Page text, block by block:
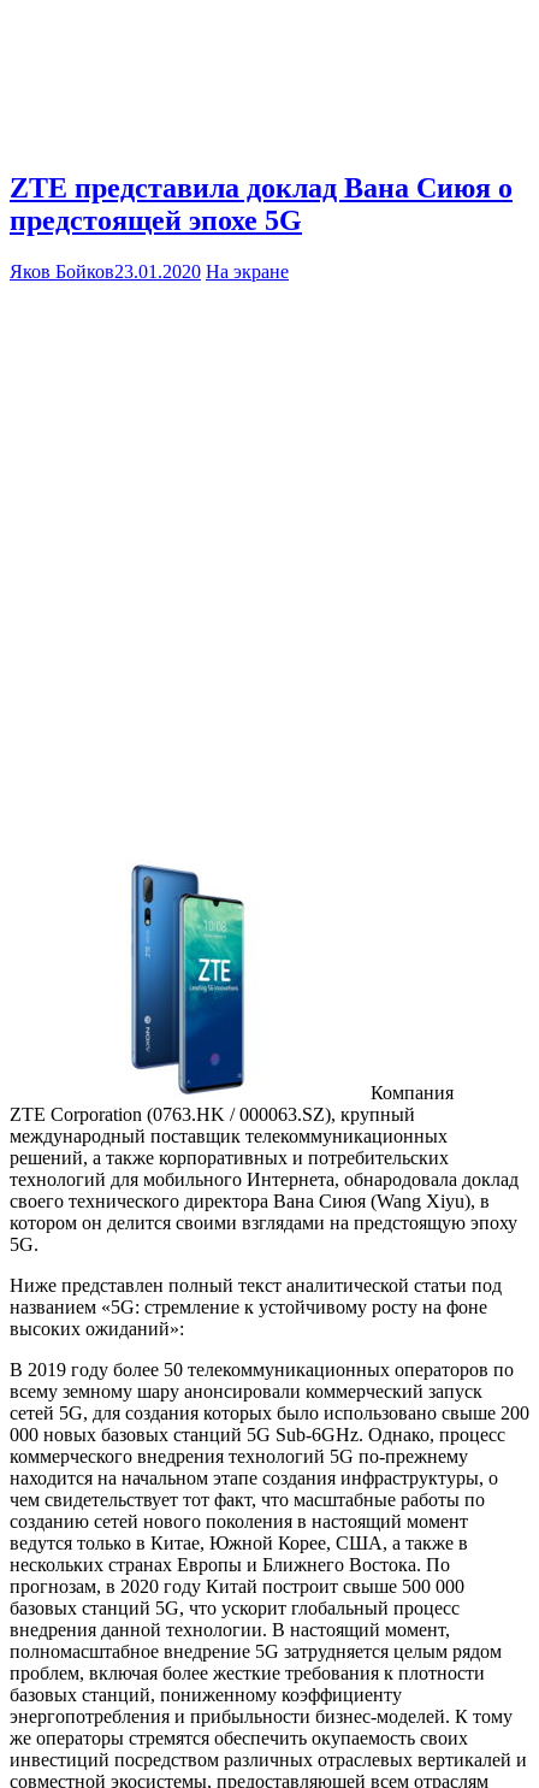
ZTE представила доклад Вана Сиюя о
предстоящей эпохе 5G
Яков Бойков23.01.2020 На экране
Компания
ZTE Corporation (0763.HK / 000063.SZ), крупный
международный поставщик телекоммуникационных
решений, а также корпоративных и потребительских
технологий для мобильного Интернета, обнародовала доклад
своего технического директора Вана Сиюя (Wang Xiyu), в
котором он делится своими взглядами на предстоящую эпоху
5G.
Ниже представлен полный текст аналитической статьи под
названием «5G: стремление к устойчивому росту на фоне
высоких ожиданий»:
В 2019 году более 50 телекоммуникационных операторов по
всему земному шару анонсировали коммерческий запуск
сетей 5G, для создания которых было использовано свыше 200
000 новых базовых станций 5G Sub-6GHz. Однако, процесс
коммерческого внедрения технологий 5G по-прежнему
находится на начальном этапе создания инфраструктуры, о
чем свидетельствует тот факт, что масштабные работы по
созданию сетей нового поколения в настоящий момент
ведутся только в Китае, Южной Корее, США, а также в
нескольких странах Европы и Ближнего Востока. По
прогнозам, в 2020 году Китай построит свыше 500 000
базовых станций 5G, что ускорит глобальный процесс
внедрения данной технологии. В настоящий момент,
полномасштабное внедрение 5G затрудняется целым рядом
проблем, включая более жесткие требования к плотности
базовых станций, пониженному коэффициенту
энергопотребления и прибыльности бизнес-моделей. К тому
же операторы стремятся обеспечить окупаемость своих
инвестиций посредством различных отраслевых вертикалей и
совместной экосистемы, предоставляющей всем отраслям